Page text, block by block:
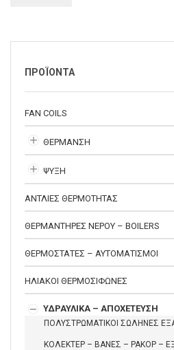
ΠΡΟΪΟΝΤΑ
FAN COILS
ΘΕΡΜΑΝΣΗ
ΨΥΞΗ
ΑΝΤΛΙΕΣ ΘΕΡΜΟΤΗΤΑΣ
ΘΕΡΜΑΝΤΗΡΕΣ ΝΕΡΟΥ – BOILERS
ΘΕΡΜΟΣΤΑΤΕΣ – ΑΥΤΟΜΑΤΙΣΜΟΙ
ΗΛΙΑΚΟΙ ΘΕΡΜΟΣΙΦΩΝΕΣ
ΥΔΡΑΥΛΙΚΑ – ΑΠΟΧΕΤΕΥΣΗ
ΠΟΛΥΣΤΡΩΜΑΤΙΚΟΙ ΣΩΛΗΝΕΣ
ΚΟΛΕΚΤΕΡ – ΒΑΝΕΣ – ΡΑΚΟΡ –